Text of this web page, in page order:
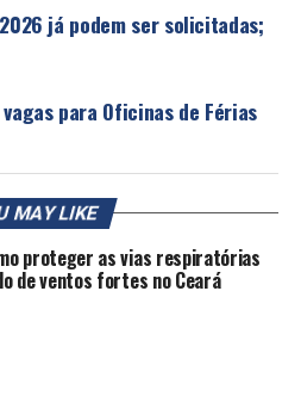
já podem ser solicitadas;
para Oficinas de Férias
MAY LIKE
proteger as vias respiratórias
de ventos fortes no Ceará